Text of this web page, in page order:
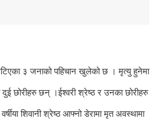
३ जनाको पहिचान खुलेको छ । मृत्यु हुनेमा
दुई छोरीहरु छन् ।ईश्वरी श्रेष्ठ र उनका छोरीहरु
शिवानी श्रेष्ठ आफ्नो डेरामा मृत अवस्थामा